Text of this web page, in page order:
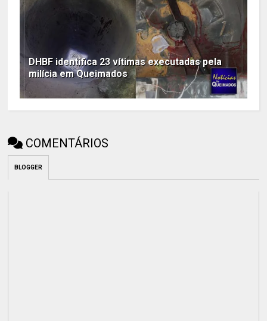
DHBF identifica 23 vítimas executadas pela
milícia em Queimados
COMENTÁRIOS
BLOGGER